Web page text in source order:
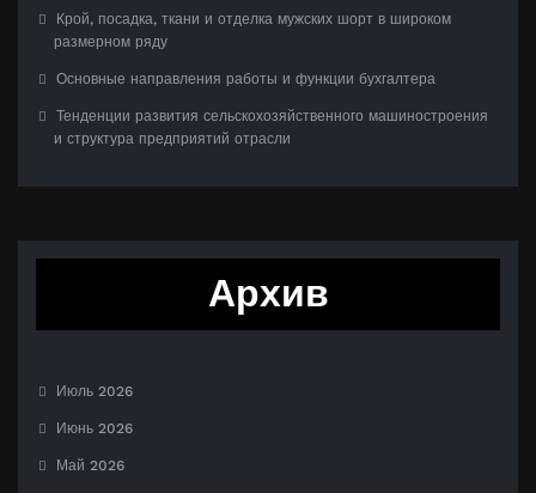
Крой, посадка, ткани и отделка мужских шорт в широком
размерном ряду
Основные направления работы и функции бухгалтера
Тенденции развития сельскохозяйственного машиностроения
и структура предприятий отрасли
Архив
Июль 2026
Июнь 2026
Май 2026